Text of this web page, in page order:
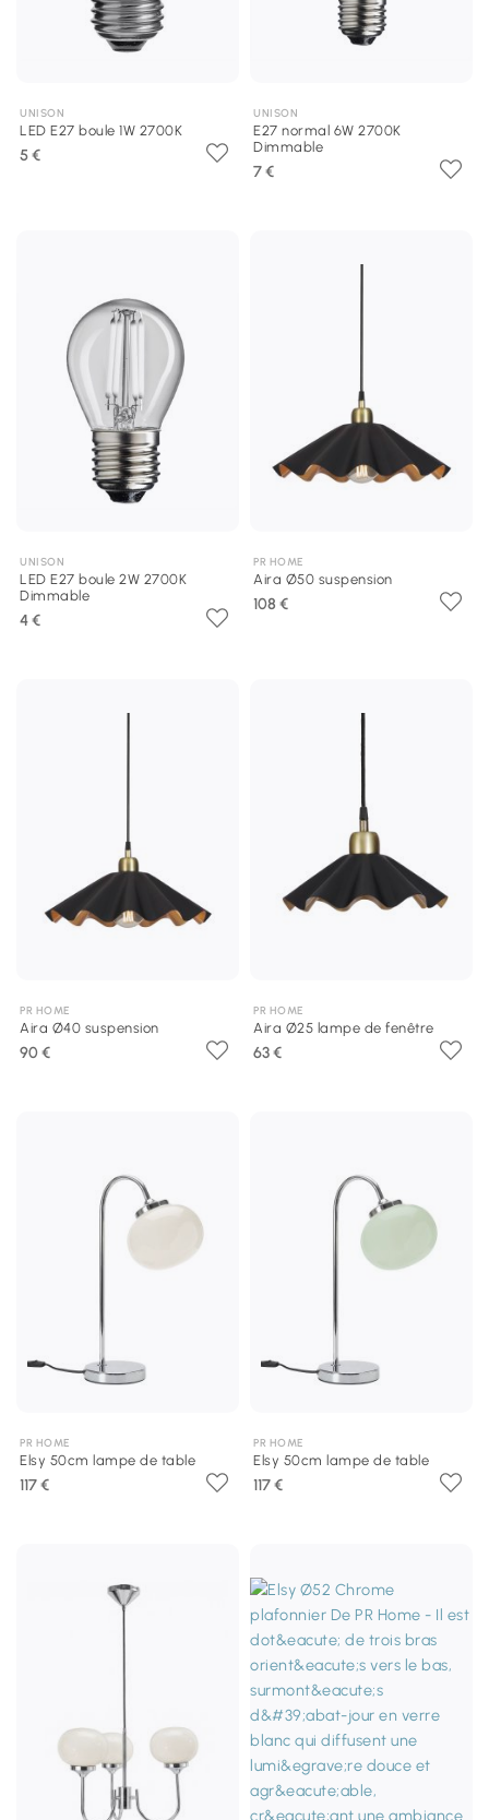
UNISON
LED E27 boule 1W 2700K
5 €
UNISON
E27 normal 6W 2700K
Dimmable
7 €
UNISON
LED E27 boule 2W 2700K
Dimmable
4 €
PR HOME
Aira Ø50 suspension
108 €
PR HOME
Aira Ø40 suspension
90 €
PR HOME
Aira Ø25 lampe de fenêtre
63 €
PR HOME
Elsy 50cm lampe de table
117 €
PR HOME
Elsy 50cm lampe de table
117 €